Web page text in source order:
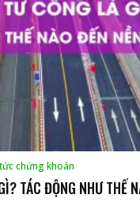
chứng khoán
TÁC ĐỘNG NHƯ THẾ